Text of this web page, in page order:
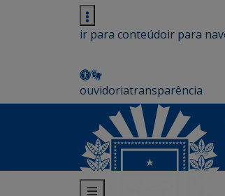
ir para conteúdoir para
ouvidoriatransparência